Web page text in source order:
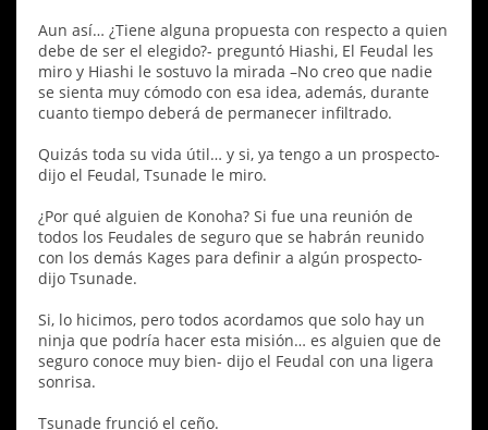
Aun así… ¿Tiene alguna propuesta con respecto a quien
debe de ser el elegido?- preguntó Hiashi, El Feudal les
miro y Hiashi le sostuvo la mirada –No creo que nadie
se sienta muy cómodo con esa idea, además, durante
cuanto tiempo deberá de permanecer infiltrado.
Quizás toda su vida útil… y si, ya tengo a un prospecto-
dijo el Feudal, Tsunade le miro.
¿Por qué alguien de Konoha? Si fue una reunión de
todos los Feudales de seguro que se habrán reunido
con los demás Kages para definir a algún prospecto-
dijo Tsunade.
Si, lo hicimos, pero todos acordamos que solo hay un
ninja que podría hacer esta misión… es alguien que de
seguro conoce muy bien- dijo el Feudal con una ligera
sonrisa.
Tsunade frunció el ceño.